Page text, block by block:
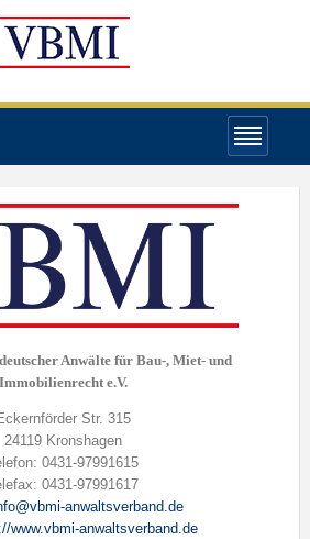
Anwälte für Bau-, Miet- und
Immobilienrecht e.V.
Str. 315
24119 Kronshagen
0431-97991615
0431-97991617
anwaltsverband.de
www.vbmi-anwaltsverband.de